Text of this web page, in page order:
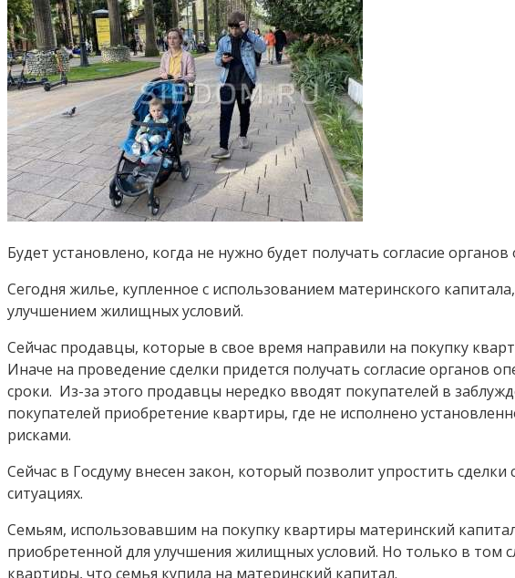
Будет установлено, когда не нужно будет получать согласие
Сегодня жилье, купленное с использованием материнского
улучшением жилищных условий.
Сейчас продавцы, которые в свое время направили на покупку
Иначе на проведение сделки придется получать согласие органов
сроки. Из-за этого продавцы нередко вводят покупателей в
покупателей приобретение квартиры, где не исполнено
рисками.
Сейчас в Госдуму внесен закон, который позволит упростить
ситуациях.
Семьям, использовавшим на покупку квартиры материнский
приобретенной для улучшения жилищных условий. Но только в том
квартиры, что семья купила на материнский капитал.